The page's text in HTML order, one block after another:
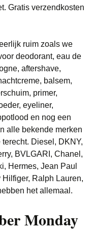
Gratis verzendkosten
ruim zoals we
deodorant, eau de
aftershave,
balsem,
primer,
eyeliner,
en nog een
alle bekende merken
Diesel, DKNY,
BVLGARI, Chanel,
Hermes, Jean Paul
Hilfiger, Ralph Lauren,
het allemaal.
Monday